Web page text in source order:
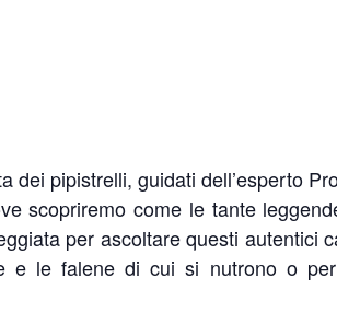
dei pipistrelli, guidati dell’esperto
scopriremo come le tante
per ascoltare questi autentici
e le falene di cui si nutrono o